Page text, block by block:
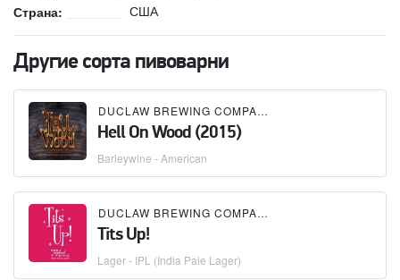
Страна: США
Другие сорта пивоварни
DUCLAW BREWING COMPANY
Hell On Wood (2015)
Barleywine - American
DUCLAW BREWING COMPANY
Tits Up!
Lager - IPL (India Pale Lager)